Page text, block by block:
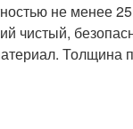
не менее
чистый,
Толщина